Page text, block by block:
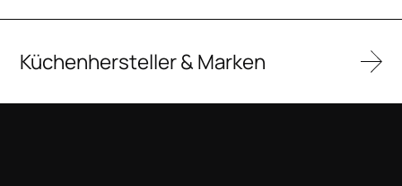
Küchenhersteller & Marken